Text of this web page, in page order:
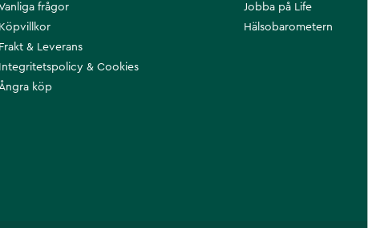
Jobba på Life
Hälsobarometern
frågor
Köpvillkor
Frakt & Leverans
Integritetspolicy & Cookies
köp